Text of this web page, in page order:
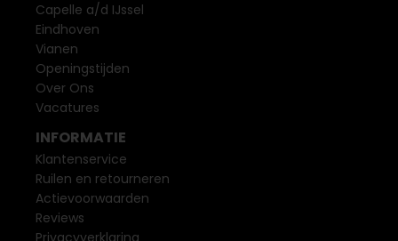
Capelle a/d IJssel
Eindhoven
Vianen
Openingstijden
Over Ons
Vacatures
INFORMATIE
Klantenservice
Ruilen en retourneren
Actievoorwaarden
Reviews
Privacyverklaring